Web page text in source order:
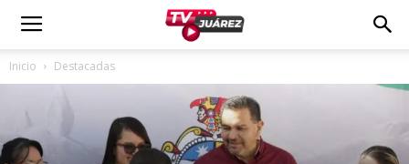
Inicio Destacadas